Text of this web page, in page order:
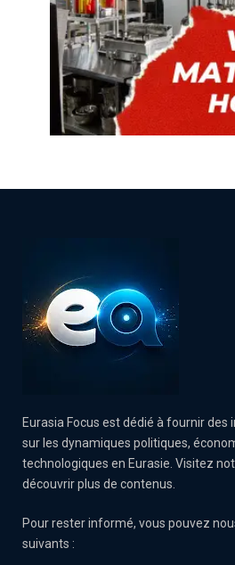
Eurasia Focus est dédié à fournir
sur les dynamiques politiques,
technologiques en Eurasie. Visitez
découvrir plus de contenus.
Pour rester informé, vous pouvez
suivants :